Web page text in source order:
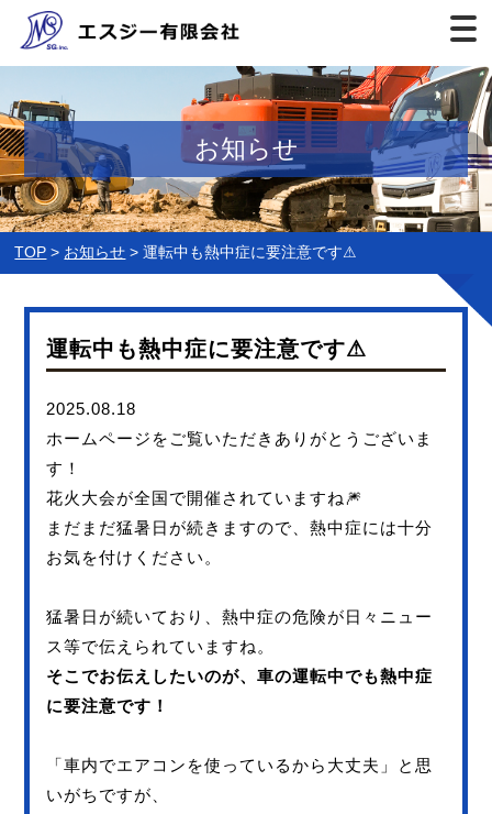
お知らせ
TOP お知らせ 運転中も熱中症に要注意です⚠
運転中も熱中症に要注意です⚠
2025.08.18
ホームページをご覧いただきありがとうございま
す！
花火大会が全国で開催されていますね🎆
まだまだ猛暑日が続きますので、熱中症には十分
お気を付けください。
猛暑日が続いており、熱中症の危険が日々ニュー
ス等で伝えられていますね。
そこでお伝えしたいのが、車の運転中でも熱中症
に要注意です！
「車内でエアコンを使っているから大丈夫」と思
いがちですが、